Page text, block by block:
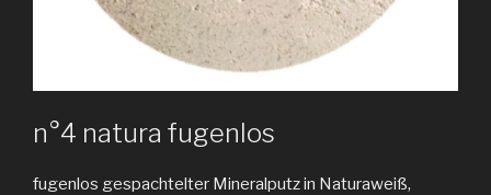
n°4 natura fugenlos
fugenlos gespachtelter Mineralputz in Naturaweiß,